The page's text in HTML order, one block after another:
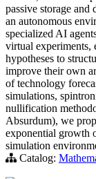
passive storage and
an autonomous
specialized AI
virtual experiments,
hypotheses to
improve their own
of technology
simulations,
nullification
Absurdum), we
exponential growth
simulation
Catalog: